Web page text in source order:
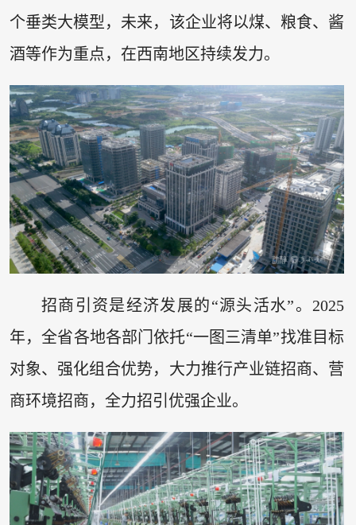
个垂类大模型，未来，该企业将以煤、粮食、酱
酒等作为重点，在西南地区持续发力。
招商引资是经济发展的“源头活水”。2025
年，全省各地各部门依托“一图三清单”找准目标
对象、强化组合优势，大力推行产业链招商、营
商环境招商，全力招引优强企业。